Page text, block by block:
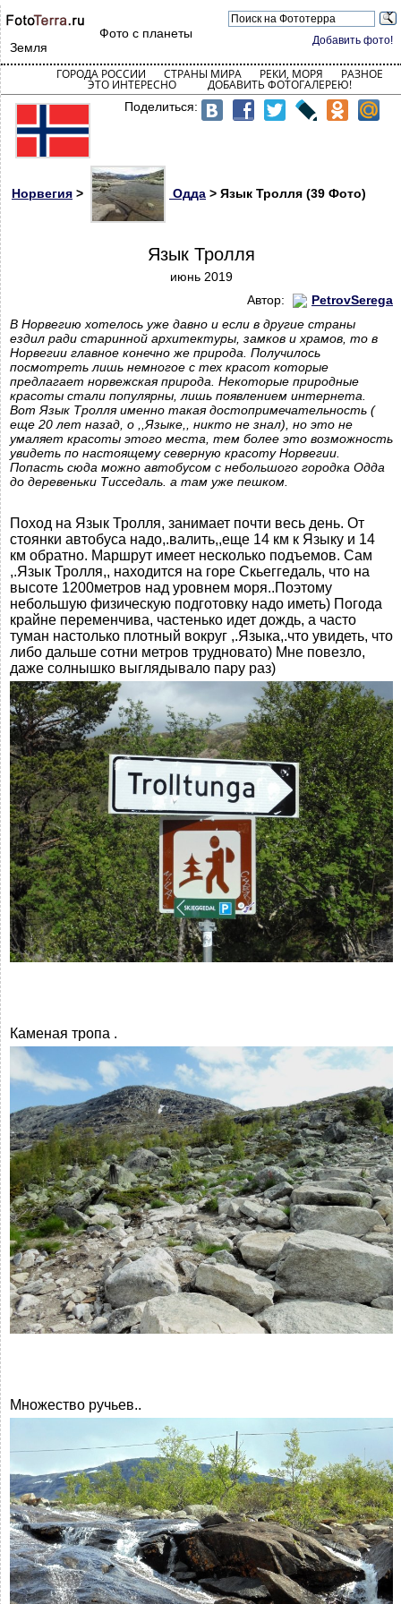
Добавить фото!
Фото с планеты
Земля
ГОРОДА РОССИИ СТРАНЫ МИРА РЕКИ, МОРЯ РАЗНОЕ
ЭТО ИНТЕРЕСНО ДОБАВИТЬ ФОТОГАЛЕРЕЮ!
Поделиться:
Норвегия > Одда > Язык Тролля (39 Фото)
Язык Тролля
июнь 2019
Автор:
PetrovSerega
В Норвегию хотелось уже давно и если в другие страны
ездил ради старинной архитектуры, замков и храмов, то в
Норвегии главное конечно же природа. Получилось
посмотреть лишь немногое с тех красот которые
предлагает норвежская природа. Некоторые природные
красоты стали популярны, лишь появлением интернета.
Вот Язык Тролля именно такая достопримечательность (
еще 20 лет назад, о ,,Языке,, никто не знал), но это не
умаляет красоты этого места, тем более это возможность
увидеть по настоящему северную красоту Норвегии.
Попасть сюда можно автобусом с небольшого городка Одда
до деревеньки Тисседаль. а там уже пешком.
Поход на Язык Тролля, занимает почти весь день. От
стоянки автобуса надо,.валить,,еще 14 км к Языку и 14
км обратно. Маршрут имеет несколько подъемов. Сам
,.Язык Тролля,, находится на горе Скьеггедаль, что на
высоте 1200метров над уровнем моря..Поэтому
небольшую физическую подготовку надо иметь) Погода
крайне переменчива, частенько идет дождь, а часто
туман настолько плотный вокруг ,.Языка,.что увидеть, что
либо дальше сотни метров трудновато) Мне повезло,
даже солнышко выглядывало пару раз)
Каменая тропа .
Множество ручьев..